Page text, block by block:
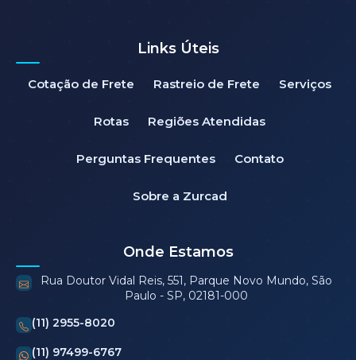
Links Úteis
Cotação de Frete Rastreio de Frete Serviços
Rotas Regiões Atendidas
Perguntas Frequentes Contato
Sobre a Zurcad
Onde Estamos
Rua Doutor Vidal Reis, 551, Parque Novo Mundo, São
Paulo - SP, 02181-000
(11) 2955-8020
(11) 97499-6767